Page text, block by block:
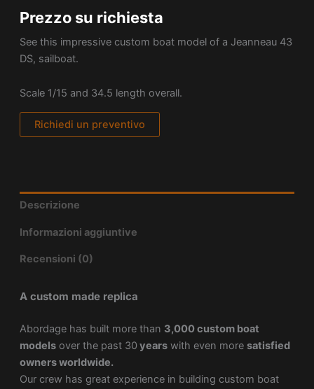
Prezzo su richiesta
See this impressive custom boat model of a Jeanneau 43
DS, sailboat.
Scale 1/15 and 34.5 length overall.
Richiedi un preventivo
Descrizione
Informazioni aggiuntive
Recensioni (0)
A custom made replica
Abordage has built more than 3,000 custom boat
modelsover the past 30 yearswith even more satisfied
owners worldwide.
Our crew has great experience in building custom boat